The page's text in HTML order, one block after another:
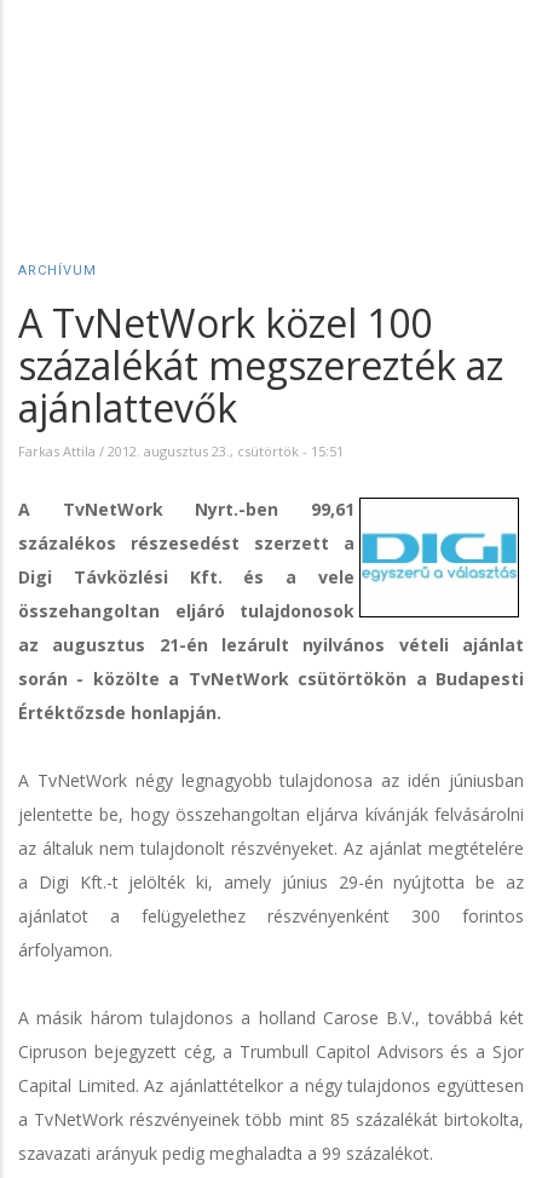
ARCHÍVUM
A TvNetWork közel 100
százalékát megszerezték az
ajánlattevők
Farkas Attila / 2012. augusztus 23., csütörtök - 15:51
A TvNetWork Nyrt.-ben 99,61
százalékos részesedést szerzett a
Digi Távközlési Kft. és a vele
összehangoltan eljáró tulajdonosok
az augusztus 21-én lezárult nyilvános vételi ajánlat
során - közölte a TvNetWork csütörtökön a Budapesti
Értéktőzsde honlapján.
A TvNetWork négy legnagyobb tulajdonosa az idén júniusban
jelentette be, hogy összehangoltan eljárva kívánják felvásárolni
az általuk nem tulajdonolt részvényeket. Az ajánlat megtételére
a Digi Kft.-t jelölték ki, amely június 29-én nyújtotta be az
ajánlatot a felügyelethez részvényenként 300 forintos
árfolyamon.
A másik három tulajdonos a holland Carose B.V., továbbá két
Cipruson bejegyzett cég, a Trumbull Capitol Advisors és a Sjor
Capital Limited. Az ajánlattételkor a négy tulajdonos együttesen
a TvNetWork részvényeinek több mint 85 százalékát birtokolta,
szavazati arányuk pedig meghaladta a 99 százalékot.